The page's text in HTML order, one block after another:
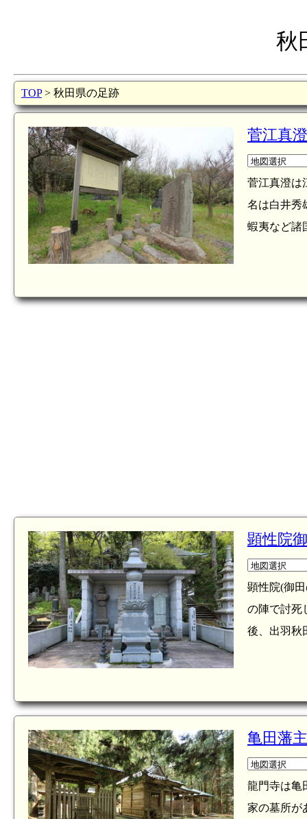
秋
TOP> 秋田県の足跡
菅江真
菅江真澄は
名は白井秀
蝦夷など諸
顕性院
顕性院(御
の陣で討死
後、出羽秋
亀田藩
龍門寺は亀
家の墓所が